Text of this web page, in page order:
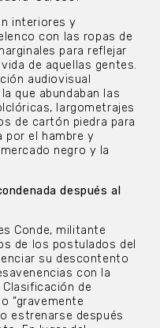
interiores y
con las ropas de
para reflejar
de aquellas gentes.
audiovisual
que abundaban las
largometrajes
de cartón piedra para
por el hambre y
negro y la
después al
Conde, militante
de los postulados del
su descontento
con la
de
“gravemente
estrenarse después